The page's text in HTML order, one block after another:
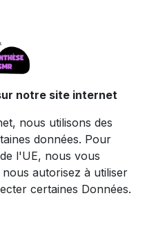
de tranquillité avec
invisibles
et de confort absolu.
technologiques
de l'innovation
pour dormir
même en position
ultra-discrets sont si
notre site internet
nous utilisons des
données. Pour
l'UE, nous vous
autorisez à utiliser
certaines Données.